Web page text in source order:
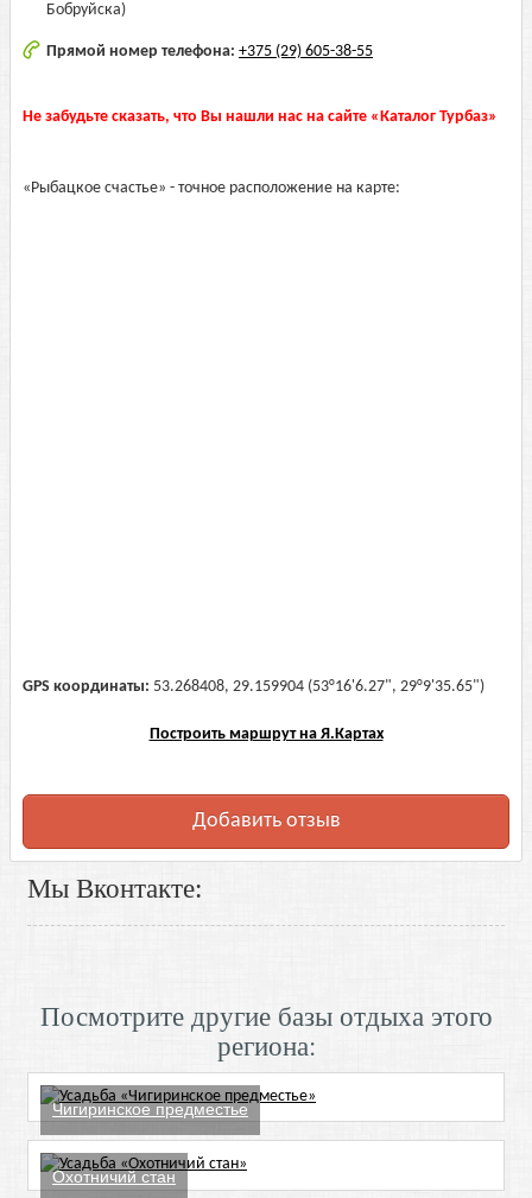
Бобруйска)
Прямой номер телефона: +375 (29) 605-38-55
Не забудьте сказать, что Вы нашли нас на сайте «Каталог Турбаз»
«Рыбацкое счастье» - точное расположение на карте:
GPS координаты: 53.268408, 29.159904 (53°16'6.27", 29°9'35.65")
Построить маршрут на Я.Картах
Добавить отзыв
Мы Вконтакте:
Посмотрите другие базы отдыха этого
региона:
Чигиринское предместье
Охотничий стан